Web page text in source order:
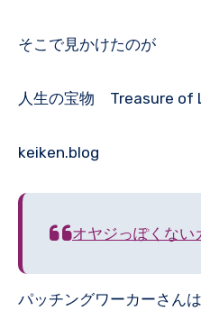
そこで見かけたのが
人生の宝物 Treasure of
keiken.blog
オヤジっぽくない
パッチングワーカーさん